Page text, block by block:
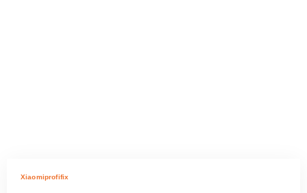
Xiaomiprofifix